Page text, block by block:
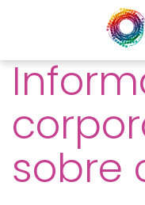
sobre